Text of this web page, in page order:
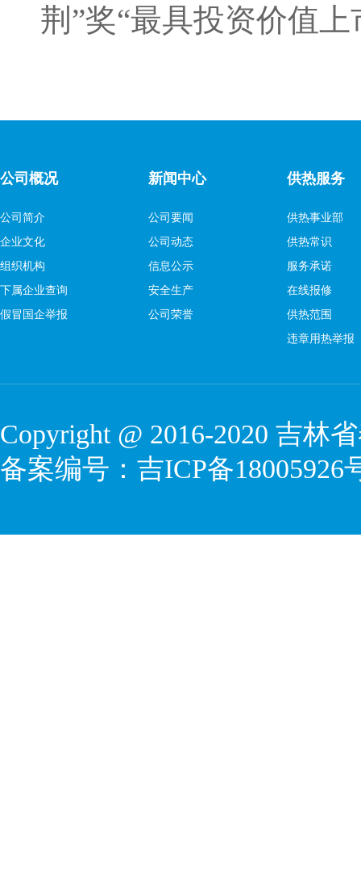
荆”奖“最具投资价值
公司概况
公司简介
企业文化
组织机构
下属企业查询
假冒国企举报
新闻中心
公司要闻
公司动态
信息公示
安全生产
公司荣誉
供热服务
供热事业部
供热常识
服务承诺
在线报修
供热范围
违章用热举报
Copyright @ 2016-2020 吉林
备案编号： 吉ICP备18005926